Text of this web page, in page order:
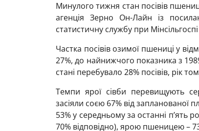
Минулого тижня стан посівів
агенція Зерно Он-Лайн із
статистичну службу при
Частка посівів озимої пшениці у
27%, до найнижчого показника з
стані перебувало 28% посівів, рік
Темпи ярої сівби перевищують
засіяли соєю 67% від запланованої
53% у середньому за останні п’ять
70% відповідно), ярою пшеницею –